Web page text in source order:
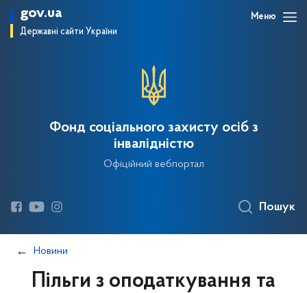
gov.ua
Державні сайти України
Меню
Фонд соціального захисту осіб з
інвалідністю
Офіційний вебпортал
Пошук
Новини
Пільги з оподаткування та